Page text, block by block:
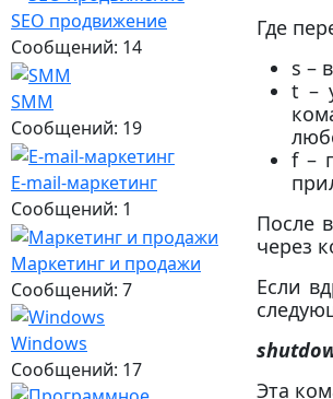
SEO продвижение
Сообщений: 14
SMM
Сообщений: 19
E-mail-маркетинг
Сообщений: 1
Маркетинг и продажи
Сообщений: 7
Windows
Сообщений: 17
Где
s –
t –
f –
После
через
Если
Эта